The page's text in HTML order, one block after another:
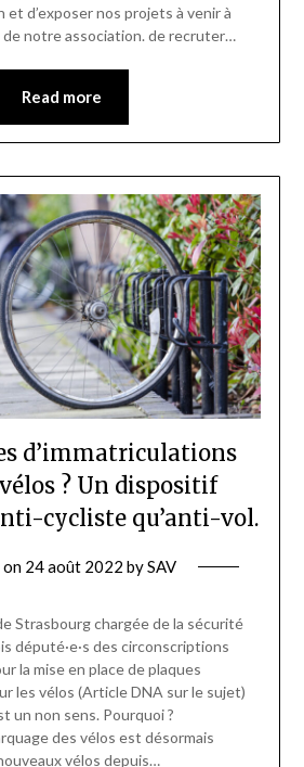
et d’exposer nos projets à venir à
de notre association. de recruter…
Read more
d’immatriculations
? Un dispositif
cycliste qu’anti-vol.
on 24 août 2022 bySAV
Strasbourg chargée de la sécurité
député·e·s des circonscriptions
la mise en place de plaques
les vélos (Article DNA sur le sujet)
un non sens. Pourquoi ?
des vélos est désormais
vélos depuis…